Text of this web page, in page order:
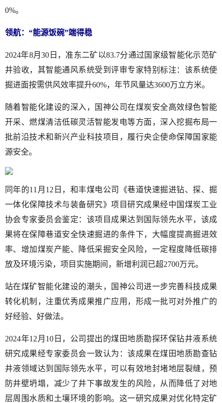
0%。
领航：“能源饭碗”端得稳
2024年8月30日，准东二矿以83.7分通过国家级智能化示范矿
井验收，其智能通风系统受到评审专家特别标注：该系统使
掘进面按需供风效率提升60%，年节风量达3600万立方米。
随着智能化建设的深入，国神公司在煤炭安全高效绿色智能
开采、燃煤清洁低碳灵活智能发电等方面，深入挖掘布局一
批前沿技术和新兴产业科技项目，履行央企使命保障国家能
源安全。
同年的11月12日，和丰煤电公司《巷道快速掘进钻、探、掘
一体化保障技术与装备研究》项目研究成果经中国煤炭工业
协会专家委员会鉴定：该项目成果达到国际领先水平，该成
果将在保障巷道安全快速掘进的条件下，大幅度提高掘进效
率、增加煤炭产能、降低采掘安全风险，一定程度降低碳排
放及环境污染，项目实施期间，新增利润已超2700万元。
站在煤矿智能化建设的潮头，国神公司进一步完善科技成果
转化机制，注重优秀成果推广应用，形成一批可对外推广的
好经验、好做法。
2024年12月10日，公司提出的煤田地质勘探环保钻井液系统
研究成果经专家委员会一致认为：该成果在煤田地质勘查钻
井液领域达到国际领先水平，可以有效地封堵地层裂缝，预
防井壁坍塌，减少了井下事故发生的风险，从而降低了对地
层周围水质和土壤环境的影响。这一研究成果对优化特定矿